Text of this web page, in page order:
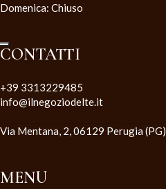
Domenica: Chiuso
CONTATTI
+39 3313229485
info@ilnegoziodelte.it
Via Mentana, 2, 06129 Perugia (PG)
MENU